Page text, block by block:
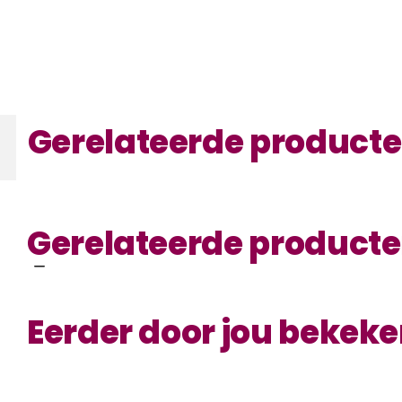
Gerelateerde
Gerelateerde
Eerder door jou